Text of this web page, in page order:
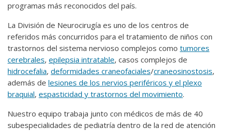
programas más reconocidos del país.
La División de Neurocirugía es uno de los centros de
referidos más concurridos para el tratamiento de niños con
trastornos del sistema nervioso complejos como tumores
cerebrales, epilepsia intratable, casos complejos de
hidrocefalia, deformidades craneofaciales/craneosinostosis,
además de lesiones de los nervios periféricos y el plexo
braquial, espasticidad y trastornos del movimiento.
Nuestro equipo trabaja junto con médicos de más de 40
subespecialidades de pediatría dentro de la red de atención